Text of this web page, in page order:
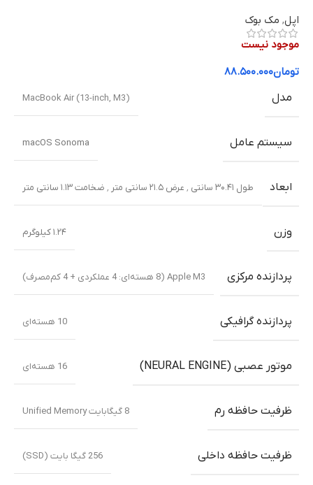
اپل, مک بوک
موجود نیست
تومان۸۸.۵۰۰.۰۰۰
مدل
MacBook Air (13-inch, M3)
سیستم عامل macOS Sonoma
ابعاد طول ۳۰.۴۱ سانتی ٬ عرض ۲۱.۵ سانتی متر ٬ ضخامت ۱.۱۳ سانتی متر
وزن ۱.۲۴ کیلوگرم
پردازنده مرکزی Apple M3 (8 هسته‌ای: 4 عملکردی + 4 کم‌مصرف)
پردازنده گرافیکی 10 هسته‌ای
موتور عصبی (NEURAL ENGINE) 16 هسته‌ای
ظرفیت حافظه رم 8 گیگابایت Unified Memory
ظرفیت حافظه داخلی 256 گیگا بایت (SSD)